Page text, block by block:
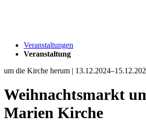
Veranstaltungen
Veranstaltung
um die Kirche herum |
Weihnachtsmarkt
Marien Kirche